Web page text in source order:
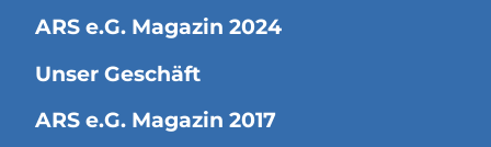
ARS e.G. Magazin 2024
Unser Geschäft
ARS e.G. Magazin 2017